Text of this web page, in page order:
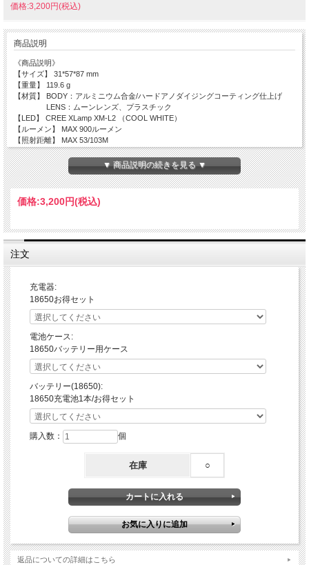
価格:3,200円(税込)
商品説明
《商品説明》
【サイズ】 31*57*87 mm
【重量】 119.6 g
【材質】 BODY：アルミニウム合金/ハードアノダイジングコーティング仕上げ
LENS：ムーンレンズ、プラスチック
【LED】 CREE XLamp XM-L2 （COOL WHITE）
【ルーメン】 MAX 900ルーメン
【照射距離】 MAX 53/103M
【カンデラ】 2661ｃｄ
【照射範囲】 134/55ｃｍ/1M
【ランタイム】 MAX6 ｈ （BLACKWOLF18650リチウムイオン電池2600ｍAh使用
時）
【防水】 IPX6
【機能】 モード切替、モードリセット機能、フォーカスコントロール
【防帯熱】※激熱になるのを防ぎます。
◆温度センサー自動モードコントロール機能（High<>Hidden Middle）
◆ヘッド部銅板使用、ヒレ彫刻
◆作動（ON/OFF）：サイドスイッチ
O N ：サイドスイッチを全押しすると、ライトが点灯します。
OFF：サイドスイッチを全押しすると、ライトが消灯します。
◆モード切替：サイドスイッチ
ります。
２．モードメモリー：サイドスイッチ
設定方法：モード切替をし、お好みのモードでOFFにすると設定されます。
設定変更：モード切替をし、変更したいお好みのモードでOFFにすると設定
されます。
High（900ルーメン）：120分
Low（230ルーメン）：360分
※ 最低実用性照度で表示しています。
※ BLACKWOLF 18650リチウムイオン電池2600ｍAh使用時
・KR-301 本体（バッテリー別売り）
・説明書
※用途や好みによって個人差があることより、バッテリーとバッテリーチャージャ
▼ 商品説明の続きを見る ▼
価格:3,200円(税込)
注文
充電器:
18650お得セット
電池ケース:
18650バッテリー用ケース
バッテリー(18650):
18650充電池1本/お得セット
購入数： 個
在庫 ○
返品についての詳細はこちら